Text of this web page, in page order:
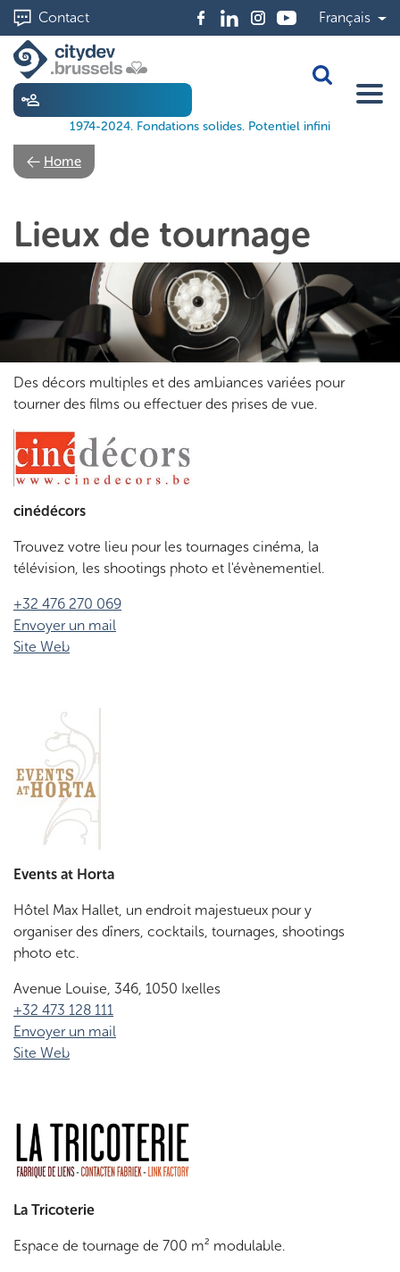
Aller
au
contenu
principal
Contact Français
1974-2024. Fondations solides. Potentiel infini
Toggle
Home
Lieux de tournage
Des décors multiples et des ambiances variées pour
tourner des films ou effectuer des prises de vue.
cinédécors
Trouvez votre lieu pour les tournages cinéma, la
télévision, les shootings photo et l'évènementiel.
+32 476 270 069
Envoyer un mail
Site Web
Events at Horta
Hôtel Max Hallet, un endroit majestueux pour y
organiser des dîners, cocktails, tournages, shootings
photo etc.
Avenue Louise, 346, 1050 Ixelles
+32 473 128 111
Envoyer un mail
Site Web
La Tricoterie
Espace de tournage de 700 m² modulable.